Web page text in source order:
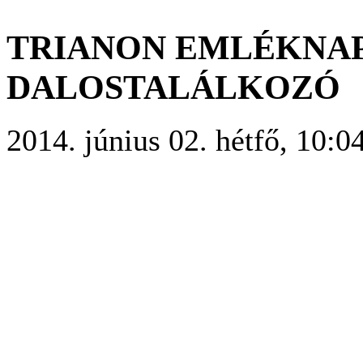
TRIANON
DALOSTALÁLKOZÓ
2014. június 02. hétfő,